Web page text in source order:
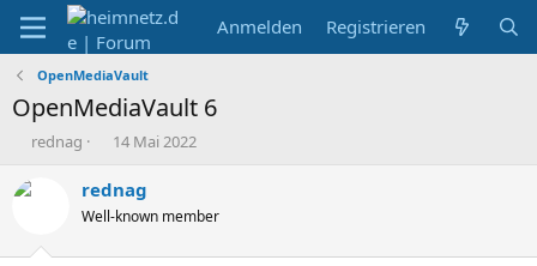
Anmelden Registrieren
OpenMediaVault
OpenMediaVault 6
E
s
rednag
E
s
t
e
14 Mai 2022
rednag
Well-known member